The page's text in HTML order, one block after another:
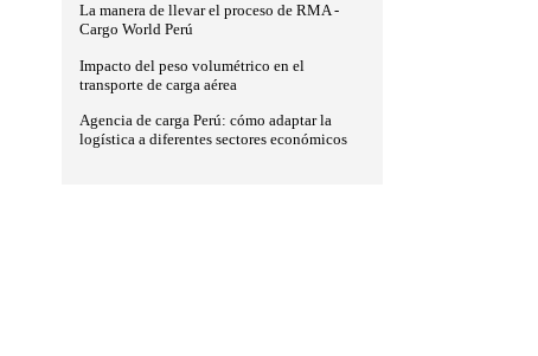
La manera de llevar el proceso de RMA -
Cargo World Perú
Impacto del peso volumétrico en el
transporte de carga aérea
Agencia de carga Perú: cómo adaptar la
logística a diferentes sectores económicos